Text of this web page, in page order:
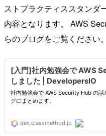
ストプラクティススタンダ
内容となります。 AWS
らのブログをご覧ください。